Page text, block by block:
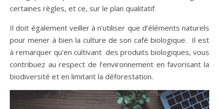
certaines règles, et ce, sur le plan qualitatif.
Il doit également veiller à n’utiliser que d’éléments naturels
pour mener à bien la culture de son café biologique. Il est
à remarquer qu’en cultivant des produits biologiques, vous
contribuez au respect de l’environnement en favorisant la
biodiversité et en limitant la déforestation.